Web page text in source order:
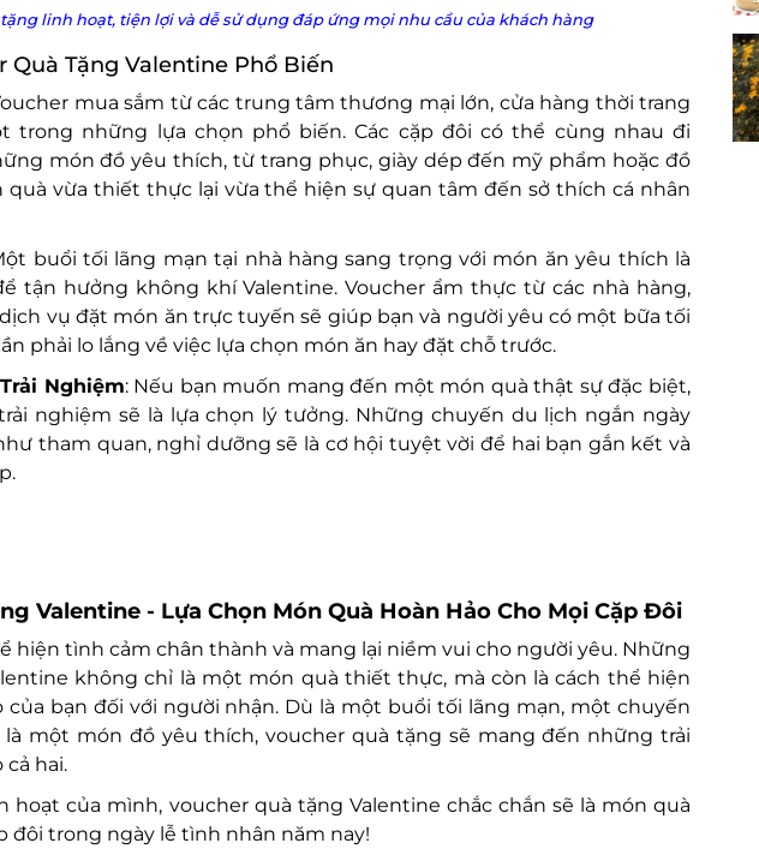
linh hoạt, tiện lợi và dễ sử dụng đáp ứng mọi nhu cầu của khách hàng
Quà Tặng Valentine Phổ Biến
mua sắm từ các trung tâm thương mại lớn, cửa hàng thời trang
trong những lựa chọn phổ biến. Các cặp đôi có thể cùng nhau đi
món đồ yêu thích, từ trang phục, giày dép đến mỹ phẩm hoặc đồ
quà vừa thiết thực lại vừa thể hiện sự quan tâm đến sở thích cá nhân
buổi tối lãng mạn tại nhà hàng sang trọng với món ăn yêu thích là
tận hưởng không khí Valentine. Voucher ẩm thực từ các nhà hàng,
vụ đặt món ăn trực tuyến sẽ giúp bạn và người yêu có một bữa tối
phải lo lắng về việc lựa chọn món ăn hay đặt chỗ trước.
Nghiệm: Nếu bạn muốn mang đến một món quà thật sự đặc biệt,
nghiệm sẽ là lựa chọn lý tưởng. Những chuyến du lịch ngắn ngày
tham quan, nghỉ dưỡng sẽ là cơ hội tuyệt vời để hai bạn gắn kết và
Valentine - Lựa Chọn Món Quà Hoàn Hảo Cho Mọi Cặp Đôi
hiện tình cảm chân thành và mang lại niềm vui cho người yêu. Những
không chỉ là một món quà thiết thực, mà còn là cách thể hiện
bạn đối với người nhận. Dù là một buổi tối lãng mạn, một chuyến
một món đồ yêu thích, voucher quà tặng sẽ mang đến những trải
hai.
hoạt của mình, voucher quà tặng Valentine chắc chắn sẽ là món quà
đôi trong ngày lễ tình nhân năm nay!